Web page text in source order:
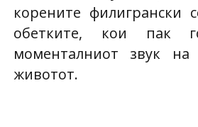
корените филигрански
обетките, кои пак
моменталниот звук на
животот.